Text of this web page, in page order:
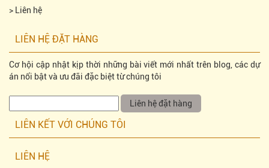
> Liên hệ
LIÊN HỆ ĐẶT HÀNG
Cơ hội cập nhật kịp thời những bài viết mới nhất trên blog, các dự
án nổi bật và ưu đãi đặc biệt từ chúng tôi
LIÊN KẾT VỚI CHÚNG TÔI
LIÊN HỆ